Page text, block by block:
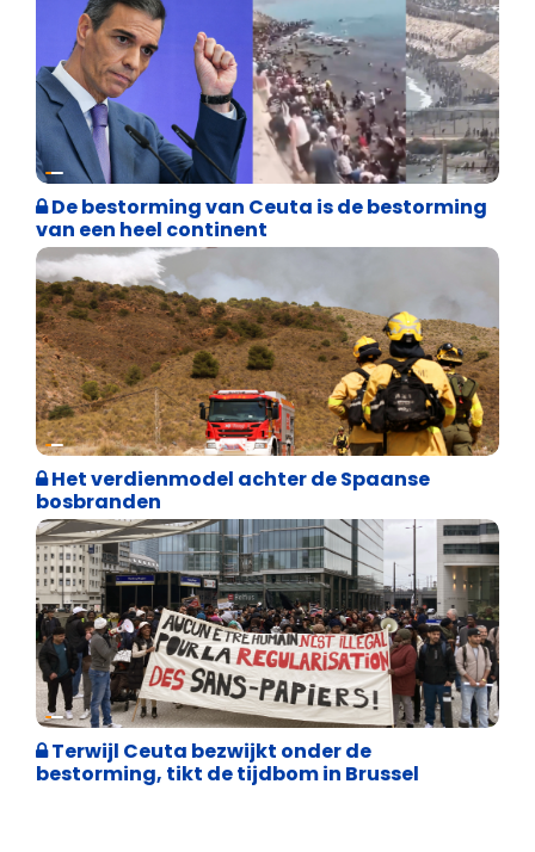
Asiel en Migratie
De bestorming van Ceuta is de bestorming
van een heel continent
Internationale politiek
Het verdienmodel achter de Spaanse
bosbranden
Asiel en Migratie
Terwijl Ceuta bezwijkt onder de
bestorming, tikt de tijdbom in Brussel